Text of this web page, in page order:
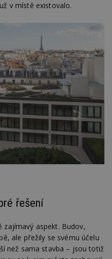
v místě existovalo.
řešení
zajímavý aspekt. Budov,
ale přežily se svému účelu
než sama stavba – jsou totiž